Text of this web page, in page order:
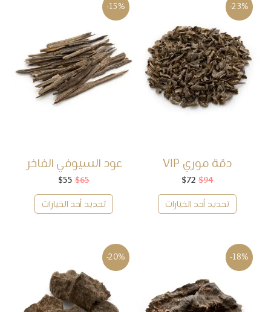
دقة موري VIP
$94 السعر
هو:
$94.
$72
هو:
$72.
-23%
تحديد أحد الخيارات
عود السيوفي الفاخر
$65 السعر
هو:
$65.
$55
هو:
$55.
-15%
تحديد أحد الخيارات
-18%
-20%